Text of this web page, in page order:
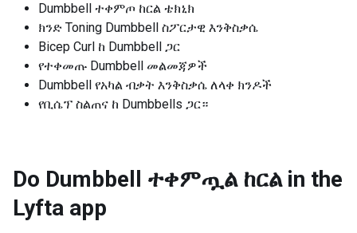
Dumbbell ተቀምጦ ከርል ቴክኒክ
ክንድ Toning Dumbbell ስፖርታዊ እንቅስቃሴ
Bicep Curl ከ Dumbbell ጋር
የተቀመጡ Dumbbell መልመጃዎች
Dumbbell የአካል ብቃት እንቅስቃሴ ለላቀ ክንዶች
የቢሴፕ ስልጠና ከ Dumbbells ጋር።
Do Dumbbell ተቀምጧል ከርል in the
Lyfta app